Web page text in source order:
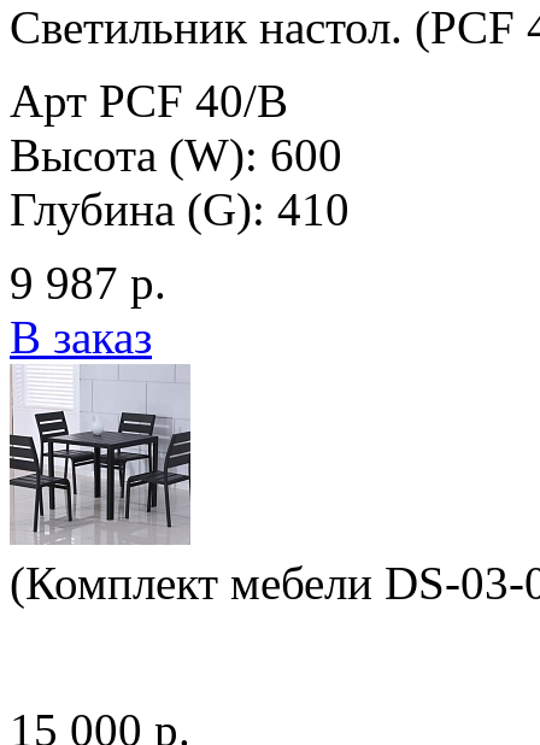
Светильник настол. (PCF
Арт PCF 40/B
Высота (W): 600
Глубина (G): 410
9 987 р.
В заказ
(Комплект мебели DS-
15 000 р.